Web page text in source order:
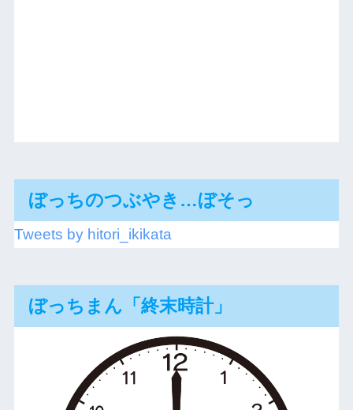
ぼっちのつぶやき…ぼそっ
Tweets by hitori_ikikata
ぼっちまん「終末時計」